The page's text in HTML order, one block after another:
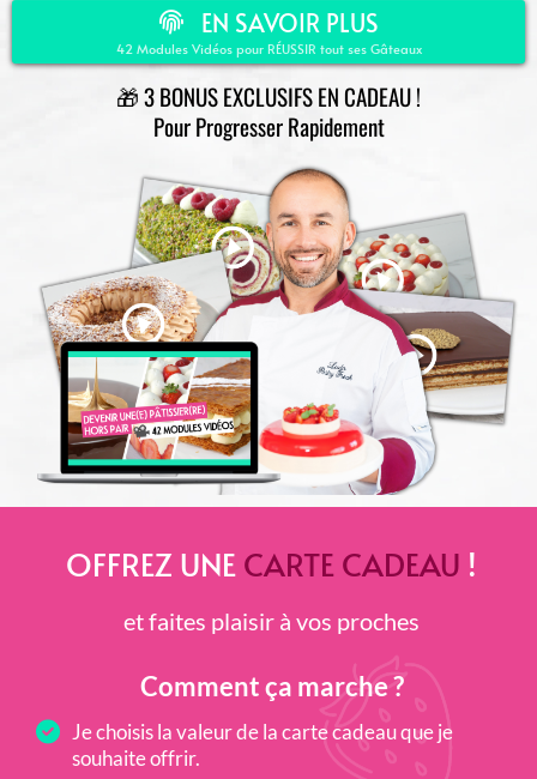
EN SAVOIR PLUS
42 Modules Vidéos pour RÉUSSIR tout ses Gâteaux
🎁 3 BONUS EXCLUSIFS EN CADEAU !
Pour Progresser Rapidement
OFFREZ UNECARTE CADEAU !
et faites plaisir à vos proches
Comment ça marche ?
Je choisis la valeur de la carte cadeau que je
souhaite offrir.